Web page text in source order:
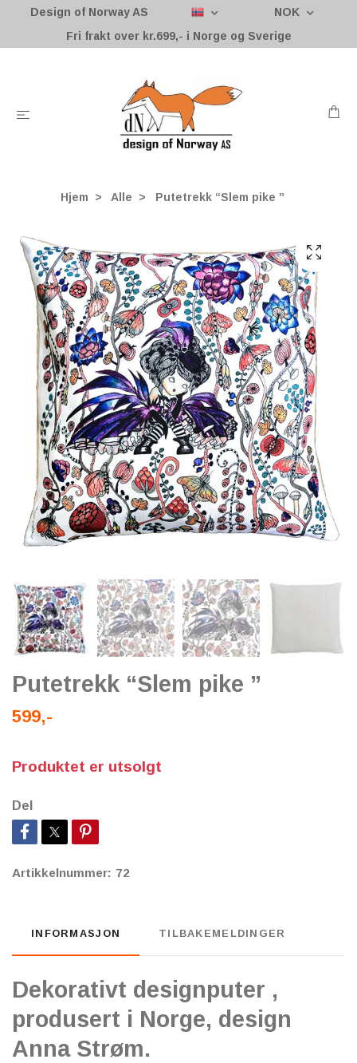
Design of Norway AS
NOK
Fri frakt over kr.699,- i Norge og Sverige
Hjem Alle Putetrekk “Slem pike ”
Putetrekk “Slem pike ”
599,-
Produktet er utsolgt
Del
Artikkelnummer: 72
INFORMASJON TILBAKEMELDINGER
Dekorativt designputer ,
produsert i Norge, design
Anna Strøm.